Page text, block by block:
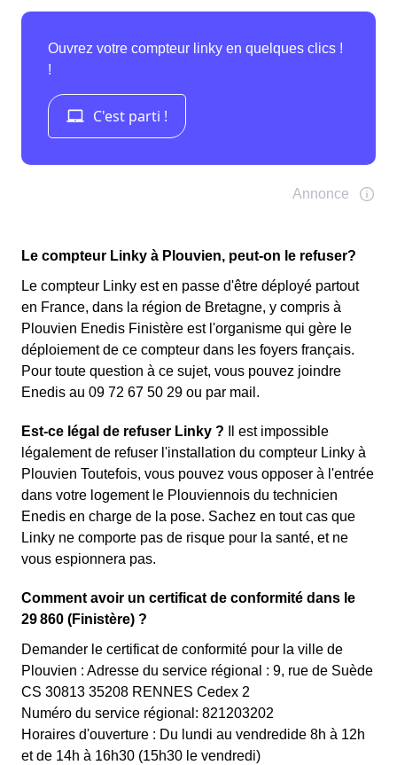
Le compteur Linky à Plouvien, peut-on le refuser?
Le compteur Linky est en passe d'être déployé partout
en France, dans la région de Bretagne, y compris à
Plouvien Enedis Finistère est l'organisme qui gère le
déploiement de ce compteur dans les foyers français.
Pour toute question à ce sujet, vous pouvez joindre
Enedis au 09 72 67 50 29 ou par mail.
Est-ce légal de refuser Linky ? Il est impossible
légalement de refuser l'installation du compteur Linky à
Plouvien Toutefois, vous pouvez vous opposer à l'entrée
dans votre logement le Plouviennois du technicien
Enedis en charge de la pose. Sachez en tout cas que
Linky ne comporte pas de risque pour la santé, et ne
vous espionnera pas.
Comment avoir un certificat de conformité dans le
29 860 (Finistère) ?
Demander le certificat de conformité pour la ville de
Plouvien : Adresse du service régional : 9, rue de Suède
CS 30813 35208 RENNES Cedex 2
Numéro du service régional: 821203202
Horaires d'ouverture : Du lundi au vendredide 8h à 12h
et de 14h à 16h30 (15h30 le vendredi)